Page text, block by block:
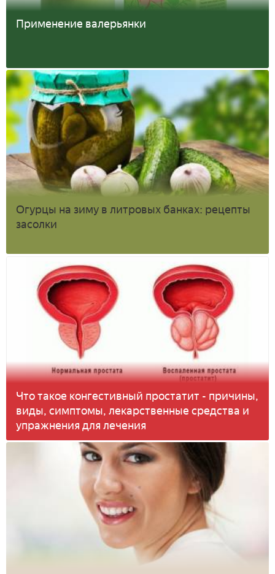
Применение валерьянки
Огурцы на зиму в литровых банках: рецепты
засолки
Что такое конгестивный простатит - причины,
виды, симптомы, лекарственные средства и
упражнения для лечения